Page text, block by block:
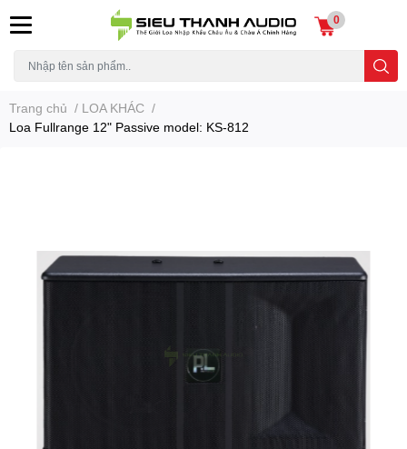
0
Trang chủ / LOA KHÁC /
Loa Fullrange 12" Passive model: KS-812